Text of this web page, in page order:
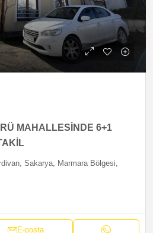
MAHALLESİNDE 6+1
Sakarya, Marmara Bölgesi,
E-posta